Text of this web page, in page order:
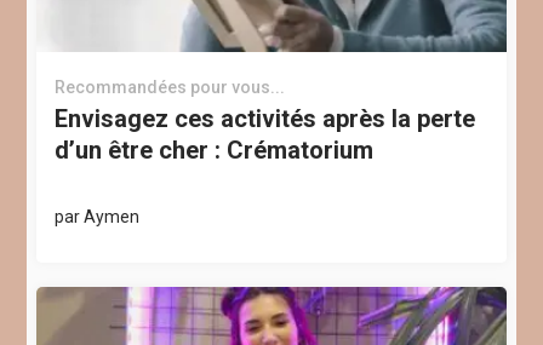
Recommandées pour vous...
Envisagez ces activités après la perte
d’un être cher : Crématorium
parAymen